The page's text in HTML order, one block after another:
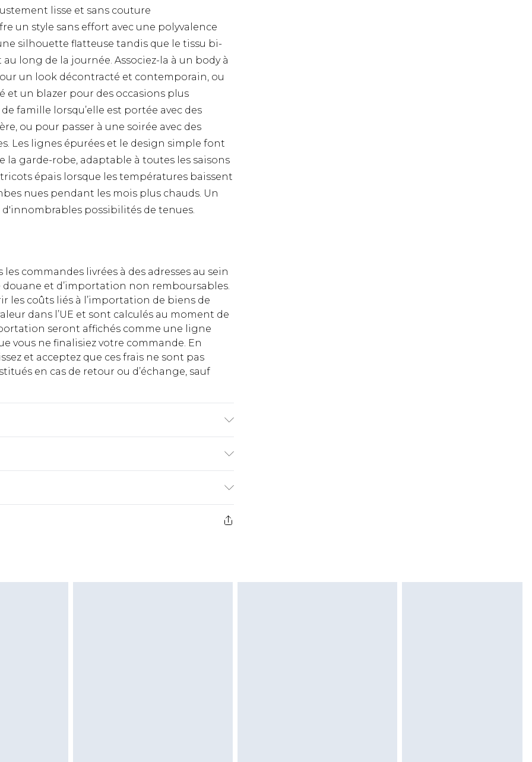
lisse et sans couture
un style sans effort avec une polyvalence
silhouette flatteuse tandis que le tissu bi-
long de la journée. Associez-la à un body à
un look décontracté et contemporain, ou
et un blazer pour des occasions plus
famille lorsqu’elle est portée avec des
ou pour passer à une soirée avec des
Les lignes épurées et le design simple font
garde-robe, adaptable à toutes les saisons
épais lorsque les températures baissent
nues pendant les mois plus chauds. Un
possibilités de tenues.
commandes livrées à des adresses au sein
douane et d’importation non remboursables.
les coûts liés à l’importation de biens de
dans l’UE et sont calculés au moment de
seront affichés comme une ligne
vous ne finalisiez votre commande. En
et acceptez que ces frais ne sont pas
en cas de retour ou d’échange, sauf
€2.99
€9.99